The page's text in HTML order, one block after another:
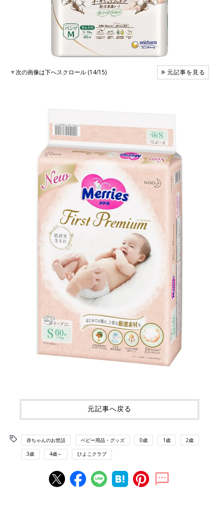
▼次の画像は下へスクロール (14/15) ▶元記事を見る
元記事へ戻る
赤ちゃんのお世話 ベビー用品・グッズ 0歳 1歳 2歳
3歳 4歳～ ひよこクラブ